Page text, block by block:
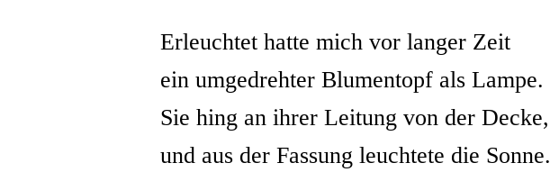
Erleuchtet hatte mich vor langer Zeit
ein umgedrehter Blumentopf als Lampe.
Sie hing an ihrer Leitung von der Decke,
und aus der Fassung leuchtete die Sonne.